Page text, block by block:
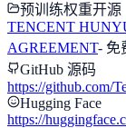
预训练权重开源
TENCENT
AGREEMENT- 免
GitHub 源码
https://github.com/
Hugging Face
https://